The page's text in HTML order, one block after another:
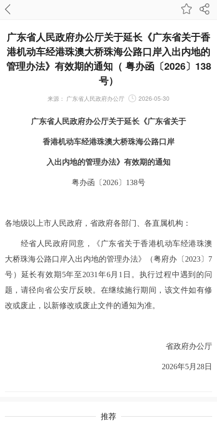
广东省人民政府办公厅关于延长《广东省关于香
港机动车经港珠澳大桥珠海公路口岸入出内地的
管理办法》有效期的通知（ 粤办函〔2026〕138
号）
来源： 广东省人民政府办公厅 2026-05-30
广东省人民政府办公厅关于延长《广东省关于
香港机动车经港珠澳大桥珠海公路口岸
入出内地的管理办法》有效期的通知
粤办函〔2026〕138号
各地级以上市人民政府，省政府各部门、各直属机构：
经省人民政府同意，《广东省关于香港机动车经港珠澳
大桥珠海公路口岸入出内地的管理办法》（粤府办〔2023〕7
号）延长有效期5年至2031年6月1日。执行过程中遇到的问
题，请径向省公安厅反映。在继续施行期间，该文件如有修
改或废止，以新修改或废止文件的通知为准。
省政府办公厅
2026年5月28日
推荐